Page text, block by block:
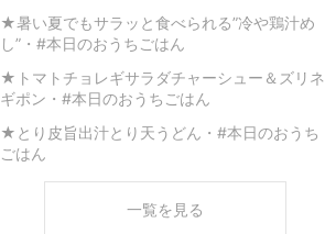
★暑い夏でもサラッと食べられる”冷や鶏汁め
し”・#本日のおうちごはん
★トマトチョレギサラダチャーシュー＆ズリネ
ギポン・#本日のおうちごはん
★とり皮旨出汁とり天うどん・#本日のおうち
ごはん
一覧を見る